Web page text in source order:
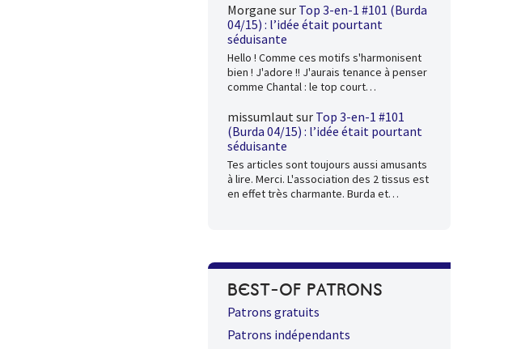
Morgane sur Top 3-en-1 #101 (Burda
04/15) : l’idée était pourtant
séduisante
Hello ! Comme ces motifs s'harmonisent
bien ! J'adore !! J'aurais tenance à penser
comme Chantal : le top court…
missumlautsur Top 3-en-1 #101
(Burda 04/15) : l’idée était pourtant
séduisante
Tes articles sont toujours aussi amusants
à lire. Merci. L'association des 2 tissus est
en effet très charmante. Burda et…
BEST-OF PATRONS
Patrons gratuits
Patrons indépendants